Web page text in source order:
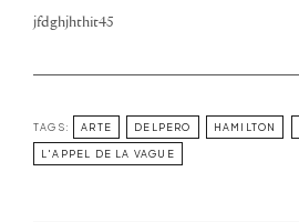
jfdghjhthit45
TAGS: ARTE DELPERO HAMILTON
L'APPEL DE LA VAGUE